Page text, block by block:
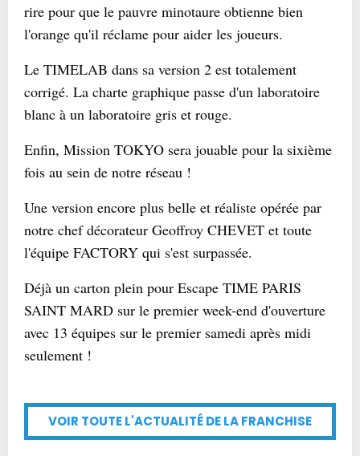
rire pour que le pauvre minotaure obtienne bien
l'orange qu'il réclame pour aider les joueurs.
Le TIMELAB dans sa version 2 est totalement
corrigé. La charte graphique passe d'un laboratoire
blanc à un laboratoire gris et rouge.
Enfin, Mission TOKYO sera jouable pour la sixième
fois au sein de notre réseau !
Une version encore plus belle et réaliste opérée par
notre chef décorateur Geoffroy CHEVET et toute
l'équipe FACTORY qui s'est surpassée.
Déjà un carton plein pour Escape TIME PARIS
SAINT MARD sur le premier week-end d'ouverture
avec 13 équipes sur le premier samedi après midi
seulement !
VOIR TOUTE L'ACTUALITÉ DE LA FRANCHISE